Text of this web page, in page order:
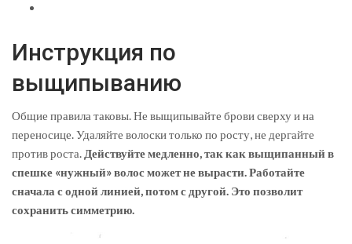
Инструкция по
выщипыванию
Общие правила таковы. Не выщипывайте брови сверху и на
переносице. Удаляйте волоски только по росту, не дергайте
против роста. Действуйте медленно, так как выщипанный в
спешке «нужный» волос может не вырасти. Работайте
сначала с одной линией, потом с другой. Это позволит
сохранить симметрию.